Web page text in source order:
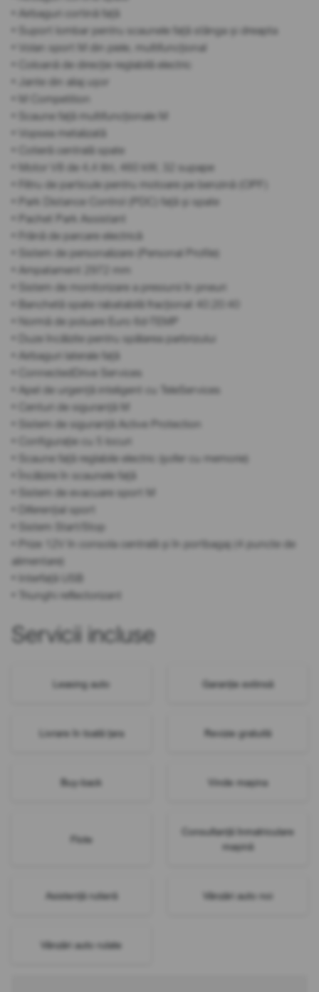
• Airbaguri cortină față
• Suport lombar pentru scaunele față stânga și dreapta
• Volan sport M din piele, multifuncțional
• Coloană de direcție reglabilă electric
• Jante din aliaj ușor
• M Competition
• Scaune față multifuncționale M
• Vopsea metalizată
• Cotieră centrală spate
• Motor V8 de 4,4 litri, 460 kW, 32 supape
• Filtru de particule pentru motoare pe benzină (OPF)
• Park Distance Control (PDC) față și spate
• Pachet Park Assistant
• Frână de parcare electrică
• Sistem de personalizare (Personal Profile)
• Ampatament 2972 mm
• Sistem de monitorizare a presiunii în pneuri
• Banchetă spate rabatabilă fracționat 40:20:40
• Normă de poluare Euro 6d-TEMP
• Duze încălzite pentru spălarea parbrizului
• Airbaguri laterale față
• ConnectedDrive Services
• Apel de urgență inteligent cu TeleServices
• Centuri de siguranță M
• Sistem de siguranță Active Protection
• Configurație cu 5 locuri
• Scaune față reglabile electric (șofer cu memorie)
• Încălzire în scaunele față
• Sistem de evacuare sport M
• Diferențial sport
• Sistem Start/Stop
• Prize 12V în consola centrală și în portbagaj (4 puncte de
alimentare)
• Interfață USB
• Triunghi reflectorizant
Servicii incluse
Leasing auto Garanție extinsă
Livrare în toată țara Revizie gratuită
Buy-back Vinde mașina
Flote
Consultanță înmatriculare
mașină
Asistență rutieră Vânzări auto noi
Vânzări auto rulate